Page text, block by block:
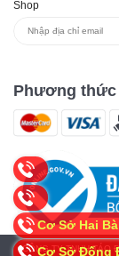
Shop
Phương thức
CÔNG TY TNHH TÁO
Cơ Sở Đống
Cơ Sở Hai